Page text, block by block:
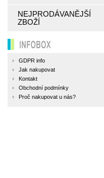
NEJPRODÁVANĚJŠÍ
ZBOŽÍ
INFOBOX
GDPR info
Jak nakupovat
Kontakt
Obchodní podmínky
Proč nakupovat u nás?